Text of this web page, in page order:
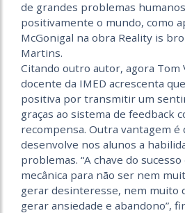
de grandes problemas
positivamente o mundo, como
McGonigal na obra Reality is
Martins.
Citando outro autor, agora Tom
docente da IMED acrescenta
positiva por transmitir um
graças ao sistema de feedback
recompensa. Outra vantagem é
desenvolve nos alunos a
problemas. “A chave do
mecânica para não ser nem
gerar desinteresse, nem muito
gerar ansiedade e abandono”,